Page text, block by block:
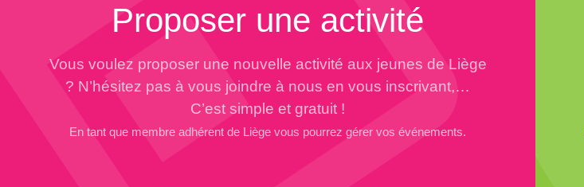
Proposer une activité
Vous voulez proposer une nouvelle activité aux jeunes de Liège
? N’hésitez pas à vous joindre à nous en vous inscrivant,…
C’est simple et gratuit !
En tant que membre adhérent de Liège vous pourrez gérer vos événements.